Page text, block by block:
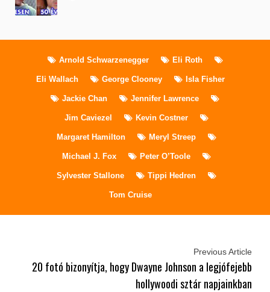
Arnold Schwarzenegger Eli Roth
Eli Wallach George Clooney Isla Fisher
Jackie Chan Jennifer Lawrence
Jim Caviezel Kevin Costner
Margaret Hamilton Meryl Streep
Michael J. Fox Peter O’Toole
Sylvester Stallone Tippi Hedren
Tom Cruise
Previous Article
20 fotó bizonyítja, hogy Dwayne Johnson a legjófejebb
hollywoodi sztár napjainkban